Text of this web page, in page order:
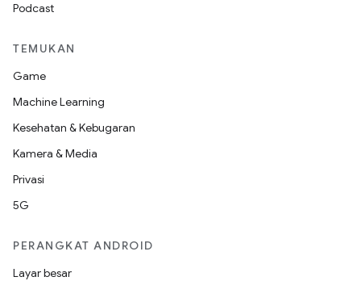
Podcast
TEMUKAN
Game
Machine Learning
Kesehatan & Kebugaran
Kamera & Media
Privasi
5G
PERANGKAT ANDROID
Layar besar